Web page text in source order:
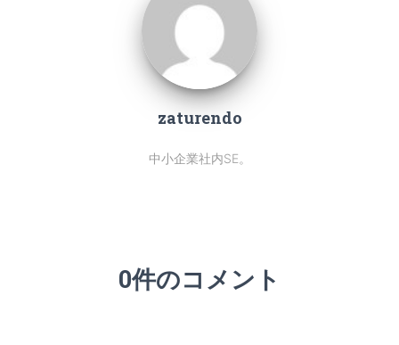
zaturendo
中小企業社内SE。
0件のコメント